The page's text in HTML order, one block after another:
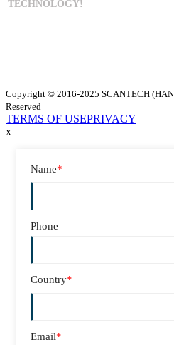
Copyright © 2016-2025 SCANTECH
Reserved
TERMS OF USEPRIVACY
x
Name*
Phone
Country*
Email*